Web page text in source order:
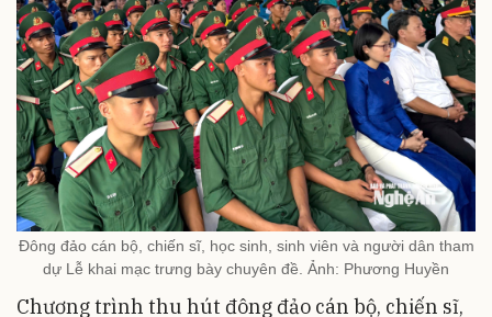
Đông đảo cán bộ, chiến sĩ, học sinh, sinh viên và người dân tham
dự Lễ khai mạc trưng bày chuyên đề. Ảnh: Phương Huyền
Chương trình thu hút đông đảo cán bộ, chiến sĩ,